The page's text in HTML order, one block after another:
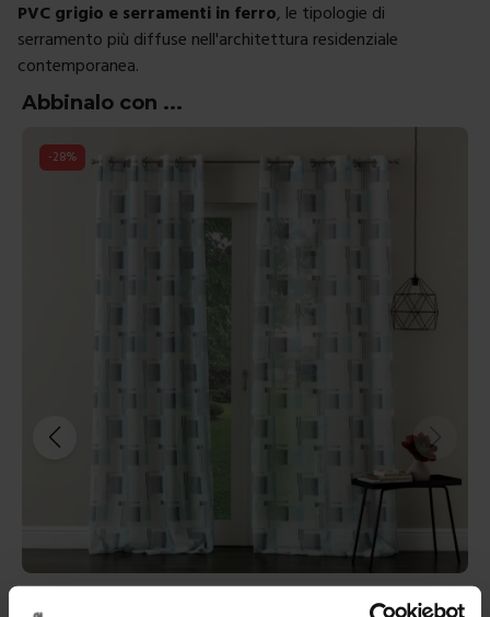
PVC grigio e serramenti in ferro, le tipologie di
serramento più diffuse nell'architettura residenziale
contemporanea.
Abbinalo con ...
-31%
Linea oro